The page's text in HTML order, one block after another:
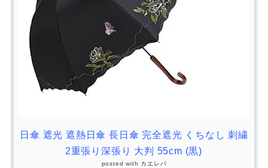
日傘 遮光 遮熱日傘 長日傘 完全遮光 くちなし 刺繍
2重張り深張り 大判 55cm (黒)
posted with カエレバ